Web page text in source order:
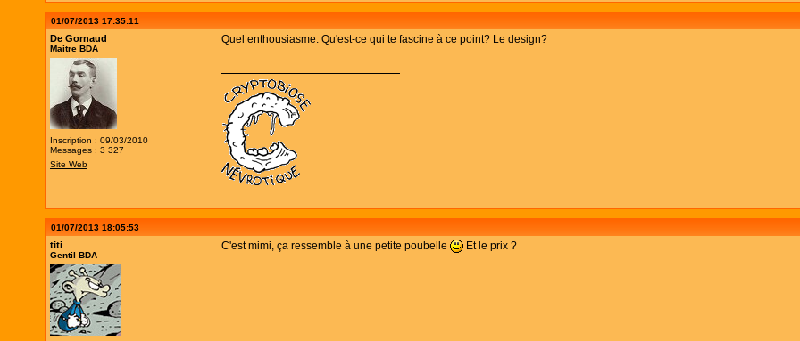
01/07/2013 17:35:11
De Gornaud
Maitre BDA
Inscription : 09/03/2010
Messages : 3 327
Site Web
Quel enthousiasme. Qu'est-ce qui te fascine à ce point? Le design?
01/07/2013 18:05:53
titi
Gentil BDA
C'est mimi, ça ressemble à une petite poubelle Et le prix ?